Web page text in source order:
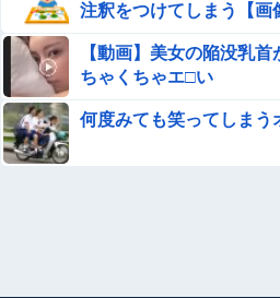
注釈をつけてしまう【画
【動画】美女の陥没乳
ちゃくちゃエ□い
何度みても笑ってしまう